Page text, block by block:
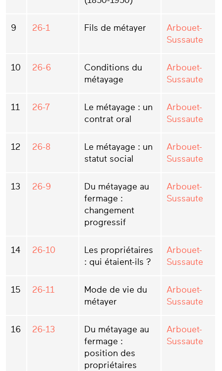
9 26-1 Fils de métayer
Arbouet-
Sussaute
10 26-6
Conditions du
métayage
Arbouet-
Sussaute
11 26-7
Le métayage : un
contrat oral
Arbouet-
Sussaute
12 26-8
Le métayage : un
statut social
Arbouet-
Sussaute
13 26-9
Du métayage au
fermage :
changement
progressif
Arbouet-
Sussaute
14 26-10
Les propriétaires
: qui étaient-ils ?
Arbouet-
Sussaute
15 26-11
Mode de vie du
métayer
Arbouet-
Sussaute
16 26-13
Du métayage au
fermage :
position des
propriétaires
Arbouet-
Sussaute